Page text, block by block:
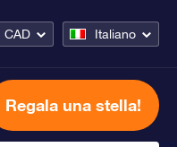
CAD Italiano
Regala una stella!